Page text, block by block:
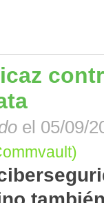
el 05/09/